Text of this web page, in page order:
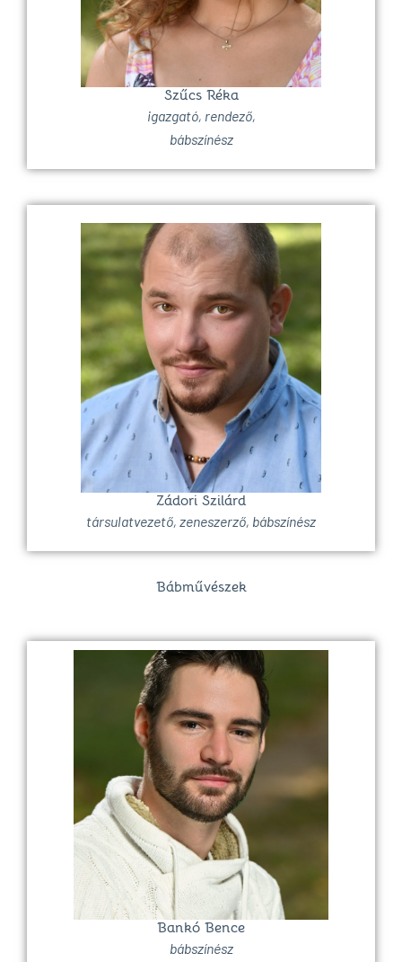
Szűcs Réka
igazgató, rendező,
bábszínész
Zádori Szilárd
társulatvezető, zeneszerző, bábszínész
Bábművészek
Bankó Bence
bábszínész